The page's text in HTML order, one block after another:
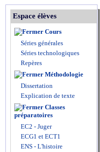
Espace élèves
Cours
Séries générales
Séries technologiques
Repères
Méthodologie
Dissertation
Explication de texte
Classes
préparatoires
EC2 - Juger
ECG1 et ECT1
ENS - L'histoire